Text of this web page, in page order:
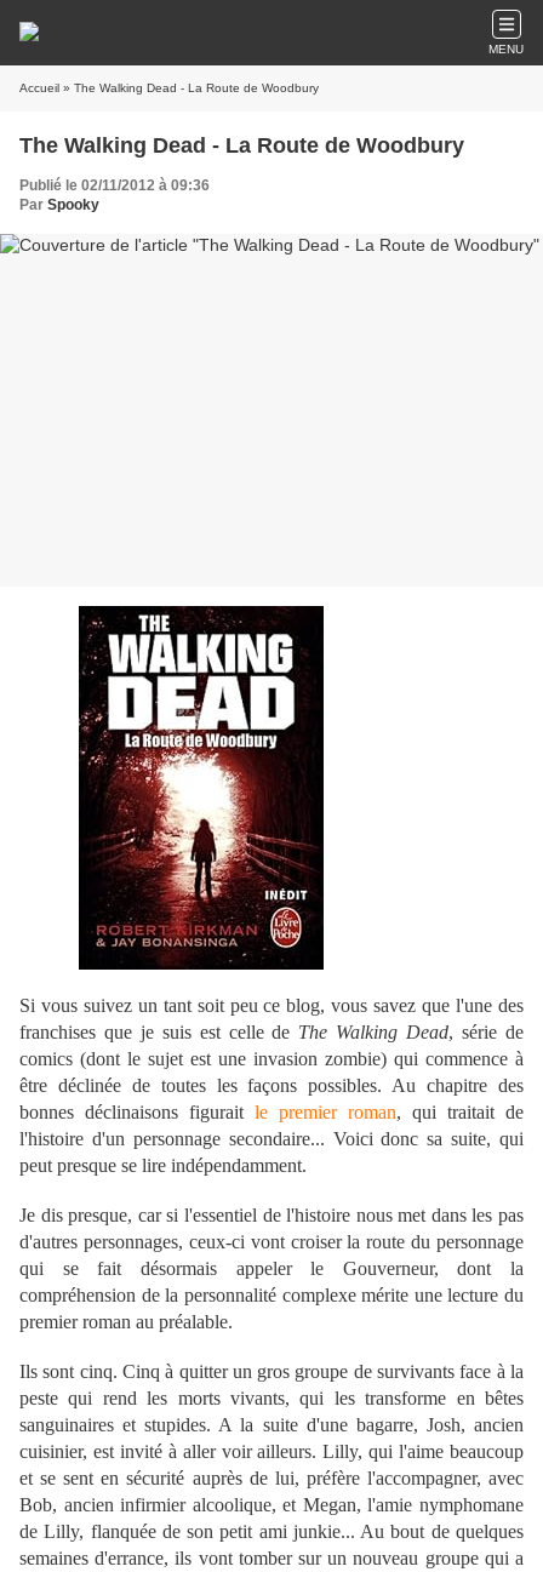
MENU
Accueil » The Walking Dead - La Route de Woodbury
The Walking Dead - La Route de Woodbury
Publié le 02/11/2012 à 09:36
Par Spooky
Si vous suivez un tant soit peu ce blog, vous savez que l'une des
franchises que je suis est celle de The Walking Dead, série de
comics (dont le sujet est une invasion zombie) qui commence à
être déclinée de toutes les façons possibles. Au chapitre des
bonnes déclinaisons figurait le premier roman, qui traitait de
l'histoire d'un personnage secondaire... Voici donc sa suite, qui
peut presque se lire indépendamment.
Je dis presque, car si l'essentiel de l'histoire nous met dans les pas
d'autres personnages, ceux-ci vont croiser la route du personnage
qui se fait désormais appeler le Gouverneur, dont la
compréhension de la personnalité complexe mérite une lecture du
premier roman au préalable.
Ils sont cinq. Cinq à quitter un gros groupe de survivants face à la
peste qui rend les morts vivants, qui les transforme en bêtes
sanguinaires et stupides. A la suite d'une bagarre, Josh, ancien
cuisinier, est invité à aller voir ailleurs. Lilly, qui l'aime beaucoup
et se sent en sécurité auprès de lui, préfère l'accompagner, avec
Bob, ancien infirmier alcoolique, et Megan, l'amie nymphomane
de Lilly, flanquée de son petit ami junkie... Au bout de quelques
semaines d'errance, ils vont tomber sur un nouveau groupe qui a